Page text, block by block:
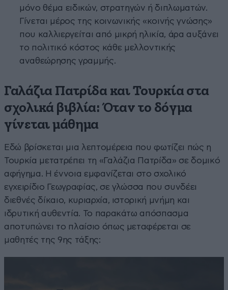
μόνο θέμα ειδικών, στρατηγών ή διπλωματών.
Γίνεται μέρος της κοινωνικής «κοινής γνώσης»
που καλλιεργείται από μικρή ηλικία, άρα αυξάνει
το πολιτικό κόστος κάθε μελλοντικής
αναθεώρησης γραμμής.
Γαλάζια Πατρίδα και Τουρκία στα
σχολικά βιβλία: Όταν το δόγμα
γίνεται μάθημα
Εδώ βρίσκεται μια λεπτομέρεια που φωτίζει πώς η
Τουρκία μετατρέπει τη «Γαλάζια Πατρίδα» σε δομικό
αφήγημα. Η έννοια εμφανίζεται στο σχολικό
εγχειρίδιο Γεωγραφίας, σε γλώσσα που συνδέει
διεθνές δίκαιο, κυριαρχία, ιστορική μνήμη και
ιδρυτική αυθεντία. Το παρακάτω απόσπασμα
αποτυπώνει το πλαίσιο όπως μεταφέρεται σε
μαθητές της 9ης τάξης: